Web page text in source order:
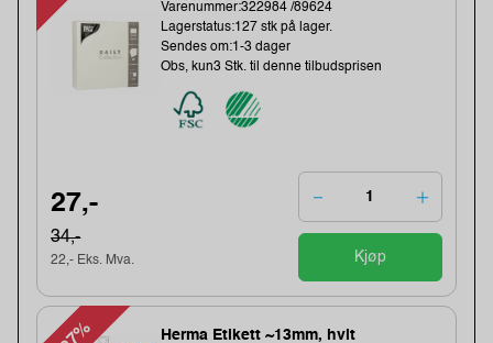
Varenummer:322984 /89624
Lagerstatus:127 stk på lager.
Sendes om:1-3 dager
Obs, kun3 Stk. til denne tilbudsprisen
27,-
34,-
22,- Eks. Mva. Kjøp
Herma Etikett ~13mm, hvit